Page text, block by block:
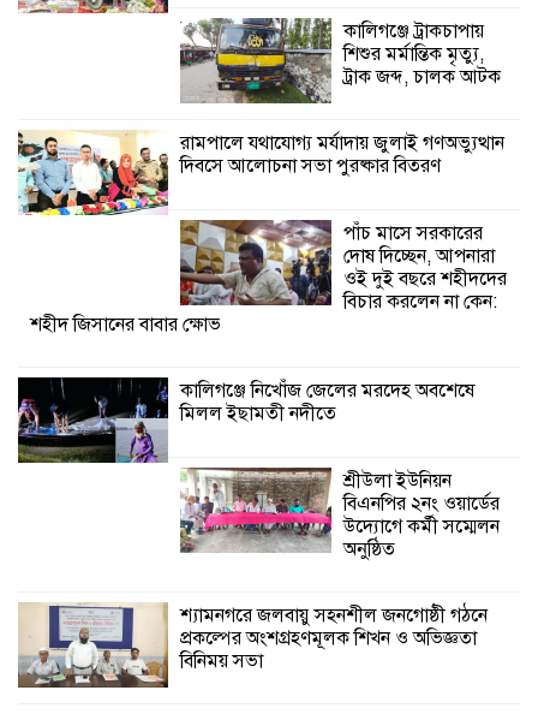
কালিগঞ্জে নিখোঁজ জেলের মরদেহ অবশেষে
মিলল ইছামতী নদীতে
শ্রীউলা ইউনিয়ন
অনুষ্ঠিত
শ্যামনগরে জলবায়ু সহনশীল জনগোষ্ঠী গঠনে
প্রকল্পের অংশগ্রহণমূলক শিখন ও অভিজ্ঞতা
শ্যামনগরে বনবিভাগ ও সিএমসির সাথে
কালিগঞ্জে ট্রাকচাপায়
শিশুর মর্মান্তিক মৃত্যু,
ট্রাক জব্দ, চালক আটক
রামপালে যথাযোগ্য মর্যাদায় জুলাই গণঅভ্যুত্থান
দিবসে আলোচনা সভা পুরষ্কার বিতরণ
পাঁচ মাসে সরকারের
দোষ দিচ্ছেন, আপনারা
ওই দুই বছরে শহীদদের
বিচার করলেন না কেন:
শহীদ জিসানের বাবার ক্ষোভ
কালিগঞ্জে নিখোঁজ জেলের মরদেহ অবশেষে
মিলল ইছামতী নদীতে
শ্রীউলা ইউনিয়ন
বিএনপির ২নং ওয়ার্ডের
উদ্যোগে কর্মী সম্মেলন
অনুষ্ঠিত
শ্যামনগরে জলবায়ু সহনশীল জনগোষ্ঠী গঠনে
প্রকল্পের অংশগ্রহণমূলক শিখন ও অভিজ্ঞতা
বিনিময় সভা